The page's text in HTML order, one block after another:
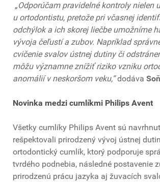
„Odporúčam pravidelné kontroly nielen
u ortodontistu, pretože pri včasnej
odchýlok a ich skorej liečbe umožníme
vývoja čeľustí a zubov. Napríklad
cvičenie svalov ústnej dutiny či
môžu významne znížiť riziko vzniku
anomálií v neskoršom veku,“dodáva
Novinka medzi cumlíkmi Philips Avent
Všetky cumlíky Philips Avent sú
rešpektovali prirodzený vývoj ústnej
ortodontický cumlík, ktorý podporuje
tvrdého podnebia, následné postavenie
prirodzenú prácu jazyka aj žuvacích